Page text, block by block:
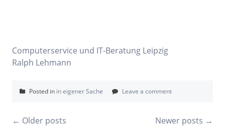
Computerservice und IT-Beratung Leipzig
Ralph Lehmann
Posted in in eigener Sache Leave a comment
Posts
← Older posts Newer posts →